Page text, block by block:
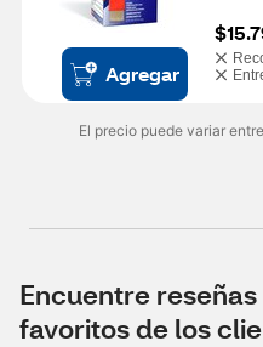
Agregar
El precio puede variar
Encuentre
favoritos de los